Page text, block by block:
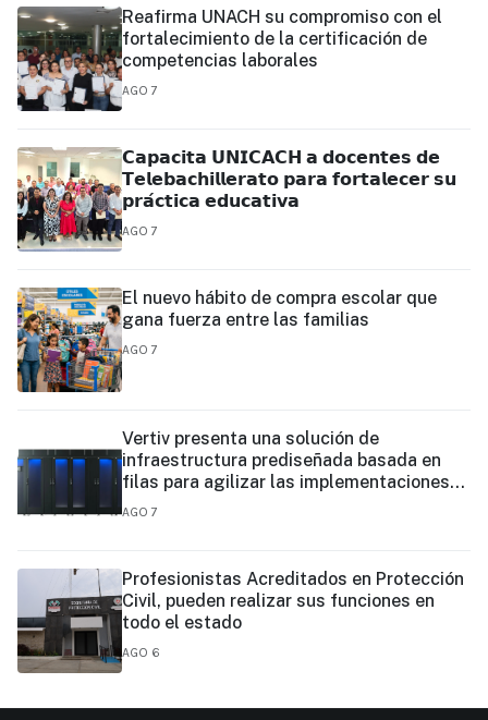
Reafirma UNACH su compromiso con el
fortalecimiento de la certificación de
competencias laborales
AGO 7
𝗖𝗮𝗽𝗮𝗰𝗶𝘁𝗮 𝗨𝗡𝗜𝗖𝗔𝗖𝗛 𝗮 𝗱𝗼𝗰𝗲𝗻𝘁𝗲𝘀 𝗱𝗲
𝗧𝗲𝗹𝗲𝗯𝗮𝗰𝗵𝗶𝗹𝗹𝗲𝗿𝗮𝘁𝗼 𝗽𝗮𝗿𝗮 𝗳𝗼𝗿𝘁𝗮𝗹𝗲𝗰𝗲𝗿 𝘀𝘂
𝗽𝗿𝗮́𝗰𝘁𝗶𝗰𝗮 𝗲𝗱𝘂𝗰𝗮𝘁𝗶𝘃𝗮
AGO 7
El nuevo hábito de compra escolar que
gana fuerza entre las familias
AGO 7
Vertiv presenta una solución de
infraestructura prediseñada basada en
filas para agilizar las implementaciones
de centros de datos en el borde y de IA en
AGO 7
Profesionistas Acreditados en Protección
Civil, pueden realizar sus funciones en
todo el estado
AGO 6